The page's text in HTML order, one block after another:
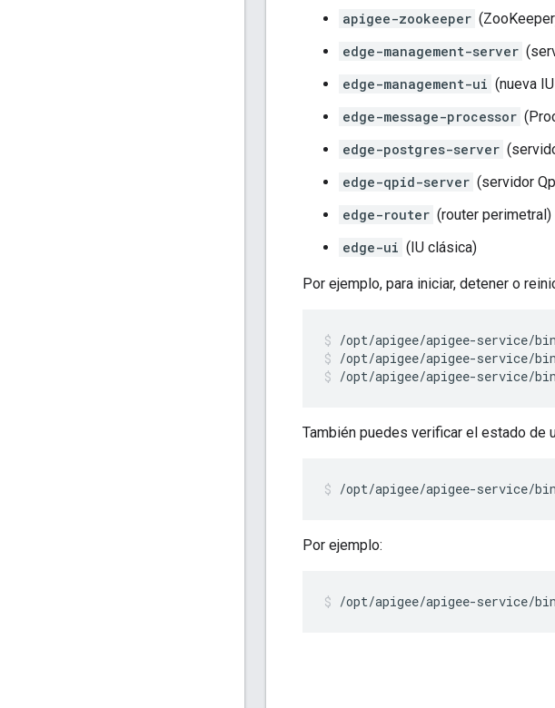
apigee-zookeeper
edge-management-server
edge-management-ui (nueva
edge-message-processor
edge-postgres-server
edge-qpid-server (servidor
edge-router (router perimetral)
edge-ui (IU clásica)
Por ejemplo, para iniciar, detener o
/opt/apigee/apigee-service/
/opt/apigee/apigee-service/
También puedes verificar el estado de
/opt/apigee/apigee-service/
Por ejemplo:
/opt/apigee/apigee-service/